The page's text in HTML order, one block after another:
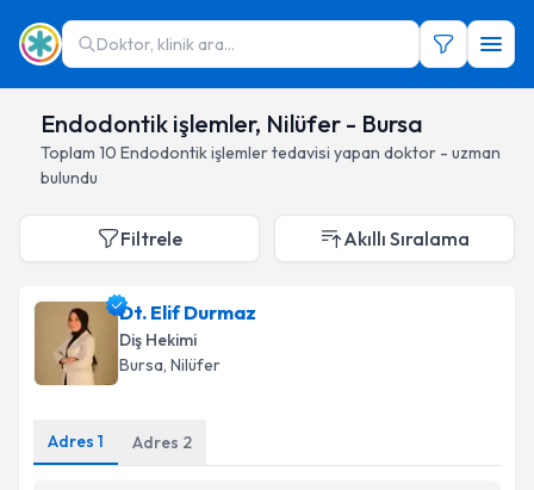
Doktor, klinik ara...
Endodontik işlemler, Nilüfer - Bursa
Toplam 10 Endodontik işlemlertedavisi yapan doktor - uzman
bulundu
Filtrele Akıllı Sıralama
Dt. Elif Durmaz
Diş Hekimi
Bursa, Nilüfer
Adres 1 Adres 2